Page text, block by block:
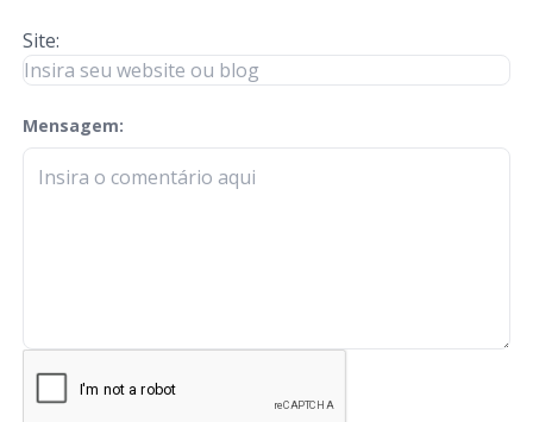
Site:
Mensagem:
check-terms